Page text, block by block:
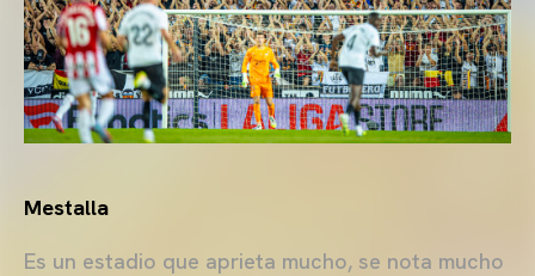
Mestalla
Es un estadio que aprieta mucho, se nota mucho